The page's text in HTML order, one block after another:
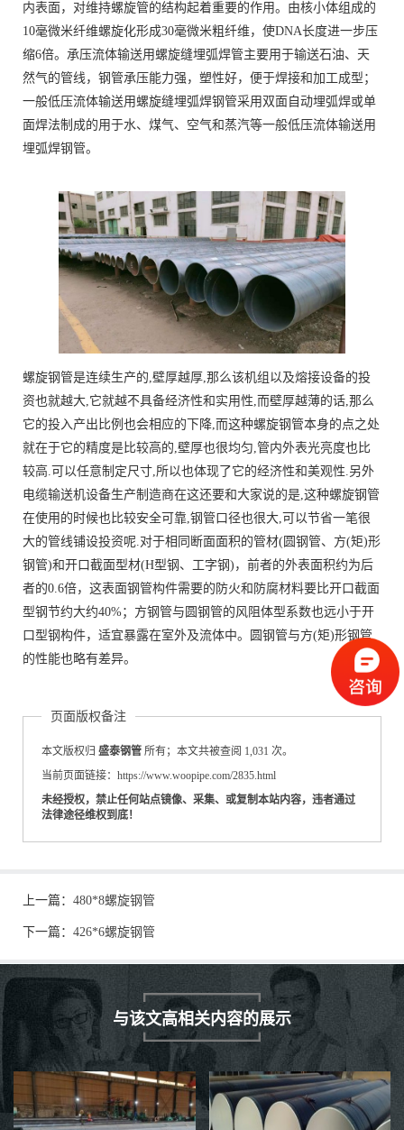
内表面，对维持螺旋管的结构起着重要的作用。由核小体组成的
10毫微米纤维螺旋化形成30毫微米粗纤维，使DNA长度进一步压
缩6倍。承压流体输送用螺旋缝埋弧焊管主要用于输送石油、天
然气的管线，钢管承压能力强，塑性好，便于焊接和加工成型；
一般低压流体输送用螺旋缝埋弧焊钢管采用双面自动埋弧焊或单
面焊法制成的用于水、煤气、空气和蒸汽等一般低压流体输送用
埋弧焊钢管。
螺旋钢管是连续生产的,壁厚越厚,那么该机组以及熔接设备的投
资也就越大,它就越不具备经济性和实用性,而壁厚越薄的话,那么
它的投入产出比例也会相应的下降,而这种螺旋钢管本身的点之处
就在于它的精度是比较高的,壁厚也很均匀,管内外表光亮度也比
较高.可以任意制定尺寸,所以也体现了它的经济性和美观性.另外
电缆输送机设备生产制造商在这还要和大家说的是,这种螺旋钢管
在使用的时候也比较安全可靠,钢管口径也很大,可以节省一笔很
大的管线铺设投资呢.对于相同断面面积的管材(圆钢管、方(矩)形
钢管)和开口截面型材(H型钢、工字钢)，前者的外表面积约为后
者的0.6倍，这表面钢管构件需要的防火和防腐材料要比开口截面
型钢节约大约40%；方钢管与圆钢管的风阻体型系数也远小于开
口型钢构件，适宜暴露在室外及流体中。圆钢管与方(矩)形钢管
的性能也略有差异。
页面版权备注
本文版权归 盛泰钢管 所有；本文共被查阅 1,031 次。
当前页面链接：https://www.woopipe.com/2835.html
未经授权，禁止任何站点镜像、采集、或复制本站内容，违者通过
法律途径维权到底！
上一篇： 480*8螺旋钢管
下一篇： 426*6螺旋钢管
与该文高相关内容的展示